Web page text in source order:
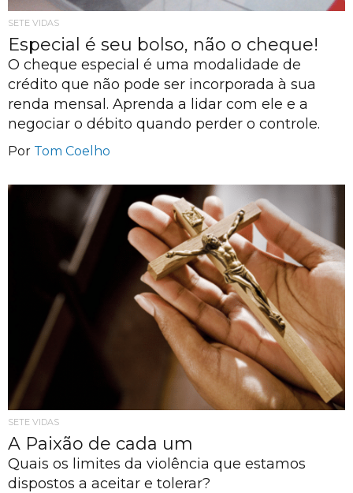
SETE VIDAS
Especial é seu bolso, não o cheque!
O cheque especial é uma modalidade de
crédito que não pode ser incorporada à sua
renda mensal. Aprenda a lidar com ele e a
negociar o débito quando perder o controle.
Por Tom Coelho
SETE VIDAS
A Paixão de cada um
Quais os limites da violência que estamos
dispostos a aceitar e tolerar?